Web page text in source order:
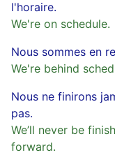
l'horaire.
We're on schedule.
Nous sommes en
We're behind
Nous ne finirons
pas.
We’ll never be
forward.